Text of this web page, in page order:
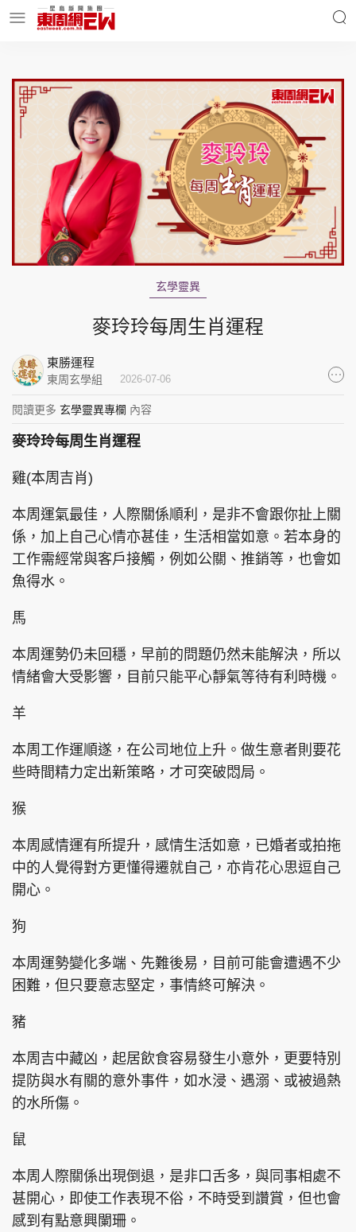
明星名人 時事財經
東周Ladies 優享生活
東周食玩通 會員活動
集團旗下品牌
PCM 電腦廣場 星島頭條 星島日報
關於我們 使用條款
Copyright © 東周網 版權所有 . 不得轉載
©Eastweek.com.hk. All rights reserved.
玄學靈異
麥玲玲每周生肖運程
東勝運程
東周玄學組 2026-07-06
閱讀更多 玄學靈異專欄 內容
麥玲玲每周生肖運程
雞(本周吉肖)
本周運氣最佳，人際關係順利，是非不會跟你扯上關
係，加上自己心情亦甚佳，生活相當如意。若本身的
工作需經常與客戶接觸，例如公關、推銷等，也會如
魚得水。
馬
本周運勢仍未回穩，早前的問題仍然未能解決，所以
情緒會大受影響，目前只能平心靜氣等待有利時機。
羊
本周工作運順遂，在公司地位上升。做生意者則要花
些時間精力定出新策略，才可突破悶局。
猴
本周感情運有所提升，感情生活如意，已婚者或拍拖
中的人覺得對方更懂得遷就自己，亦肯花心思逗自己
開心。
狗
本周運勢變化多端、先難後易，目前可能會遭遇不少
困難，但只要意志堅定，事情終可解決。
豬
本周吉中藏凶，起居飲食容易發生小意外，更要特別
提防與水有關的意外事件，如水浸、遇溺、或被過熱
的水所傷。
鼠
本周人際關係出現倒退，是非口舌多，與同事相處不
甚開心，即使工作表現不俗，不時受到讚賞，但也會
感到有點意興闌珊。